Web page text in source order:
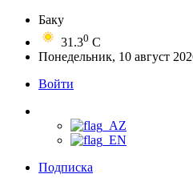
Баку
31.30 C
Понедельник, 10 август
Войти
Подписка